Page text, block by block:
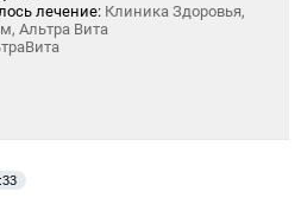
лечение: Клиника Здоровья,
Альтра Вита